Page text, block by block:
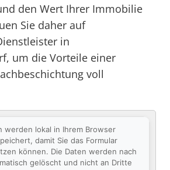
den Wert Ihrer Immobilie
Sie daher auf
in
um die Vorteile einer
voll
werden lokal in Ihrem Browser
damit Sie das Formular
können. Die Daten werden nach
gelöscht und nicht an Dritte